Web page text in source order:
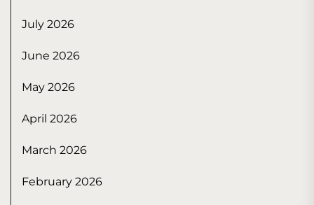
July 2026
June 2026
May 2026
April 2026
March 2026
February 2026